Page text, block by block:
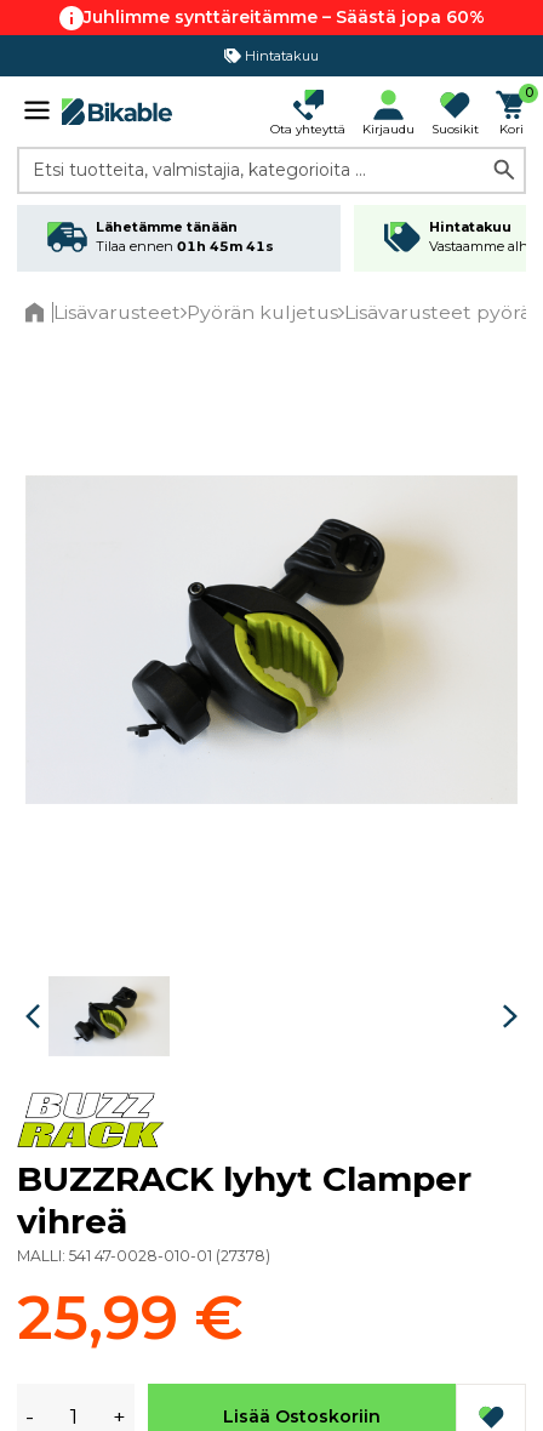
Juhlimme synttäreitämme – Säästä jopa 60%
Hintatakuu
Ota yhteyttä Kirjaudu Suosikit
0
Kori
Etsi tuotteita, valmistajia, kategorioita ...
Lähetämme tänään
Tilaa ennen 01h 45m 41s
Hintatakuu
Vastaamme
Lisävarusteet Pyörän kuljetus Lisävarusteet
BUZZRACK lyhyt Clamper
vihreä
MALLI: 541 47-0028-010-01 (27378)
25,99 €
- + Lisää Ostoskoriin